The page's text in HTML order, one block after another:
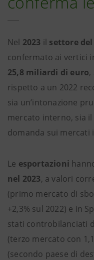
Nel 2023 il settore
confermato ai vertici
25,8 miliardi di euro,
rispetto a un 2022
sia un’intonazione
mercato interno, sia
domanda sui mercati
Le esportazioni
nel 2023, a valori
(primo mercato di
+2,3% sul 2022) e in
stati controbilanciati
(terzo mercato con
(secondo paese di